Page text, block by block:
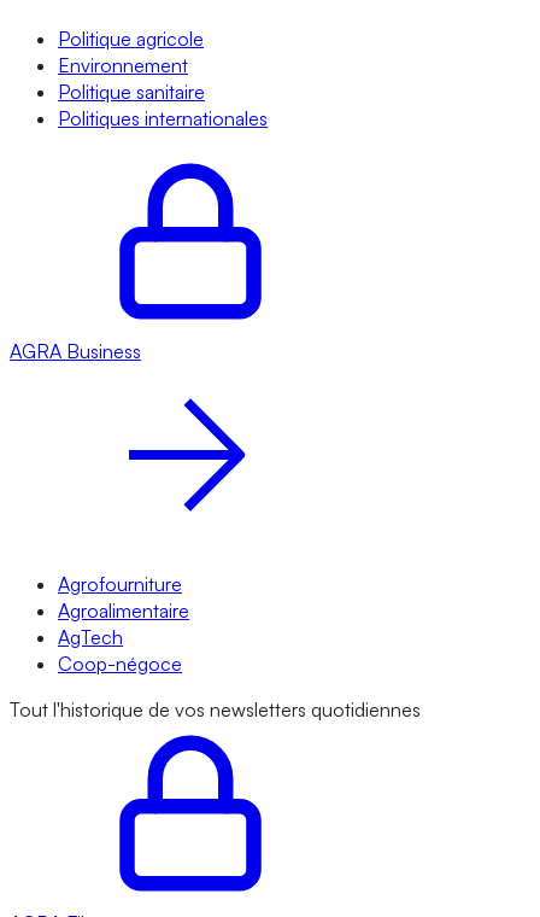
Politique agricole
Environnement
Politique sanitaire
Politiques internationales
AGRA Business
Agrofourniture
Agroalimentaire
AgTech
Coop-négoce
Tout l'historique de vos newsletters quotidiennes